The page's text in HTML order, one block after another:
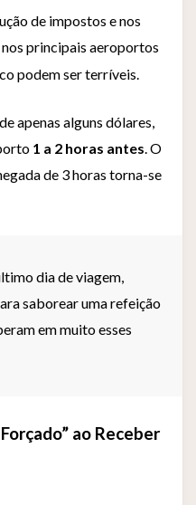
de impostos e nos
nos principais aeroportos
podem ser terríveis.
apenas alguns dólares,
1 a 2 horas antes. O
de 3 horas torna-se
dia de viagem,
saborear uma refeição
em muito esses
ao Receber